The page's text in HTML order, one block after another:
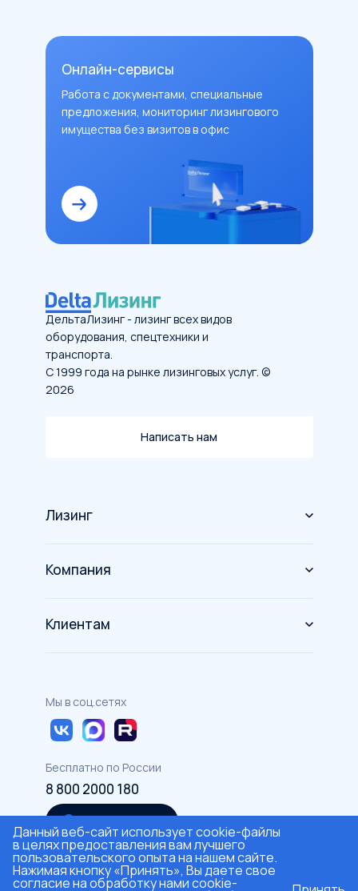
Онлайн-сервисы
Работа с документами, специальные
предложения, мониторинг лизингового
имущества без визитов в офис
ДельтаЛизинг - лизинг всех видов
оборудования, спецтехники и
транспорта.
С 1999 года на рынке лизинговых услуг. ©
2026
Написать нам
Лизинг
Оборудование
Спецтехника
Грузовой транспорт
Автомобили
Компания
О компании
Новости
Инвесторам
Контакты
Извещение о проведении конкурса на аудит
Клиентам
Акции и партнеры
Страхование
Имущество к реализации
Документы
Корпоративная информация
Полезная информация
Мы в соц.сетях
Бесплатно по России
8 800 2000 180
Данный веб-сайт использует cookie-файлы
в целях предоставления вам лучшего
пользовательского опыта на нашем сайте.
Нажимая кнопку «Принять», Вы даете свое
согласие на обработку нами cookie-